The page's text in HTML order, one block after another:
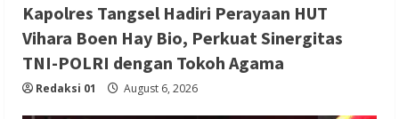
Kapolres Tangsel Hadiri Perayaan HUT
Vihara Boen Hay Bio, Perkuat Sinergitas
TNI-POLRI dengan Tokoh Agama
Redaksi 01 August 6, 2026